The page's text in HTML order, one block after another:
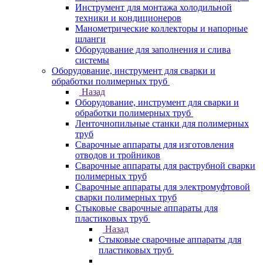
Инструмент для монтажа холодильной
техники и кондиционеров
Манометрические коллекторы и напорные
шланги
Оборудование для заполнения и слива
системы
Оборудование, инструмент для сварки и
обработки полимерных труб
Назад
Оборудование, инструмент для сварки и
обработки полимерных труб
Ленточнопильные станки для полимерных
труб
Сварочные аппараты для изготовления
отводов и тройников
Сварочные аппараты для раструбной сварки
полимерных труб
Сварочные аппараты для электромуфтовой
сварки полимерных труб
Стыковые сварочные аппараты для
пластиковых труб
Назад
Стыковые сварочные аппараты для
пластиковых труб